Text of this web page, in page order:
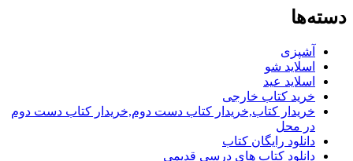
دسته‌ها
آشپزی
اسلاید شو
اسلاید عید
خرید کتاب خارجی
خریدار کتاب,خریدار کتاب دست دوم,خریدار کتاب دست دوم
در محل
دانلود رایگان کتاب
دانلود کتاب های درسی قدیمی